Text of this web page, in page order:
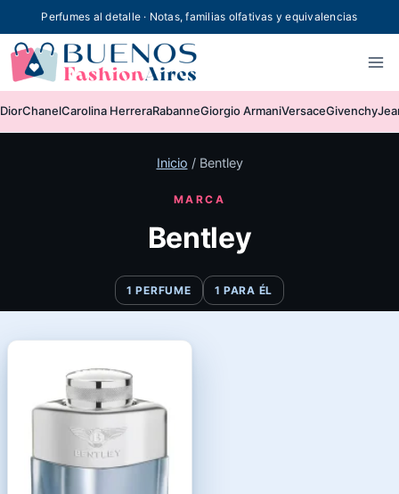
to
content
Perfumes al detalle · Notas, familias olfativas y equivalencias
DiorChanelCarolina HerreraRabanneGiorgio ArmaniVersaceGivenchy
Inicio / Bentley
MARCA
Bentley
1 PERFUME 1 PARA ÉL